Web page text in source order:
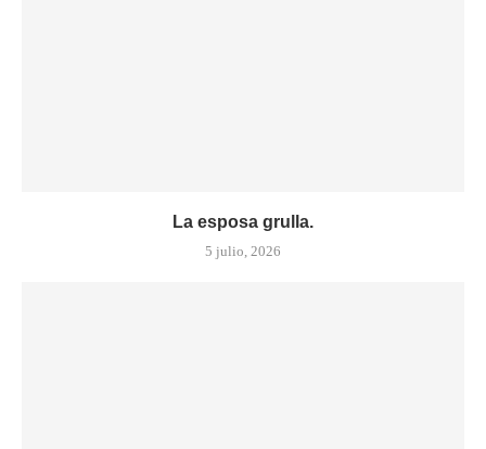
La esposa grulla.
5 julio, 2026